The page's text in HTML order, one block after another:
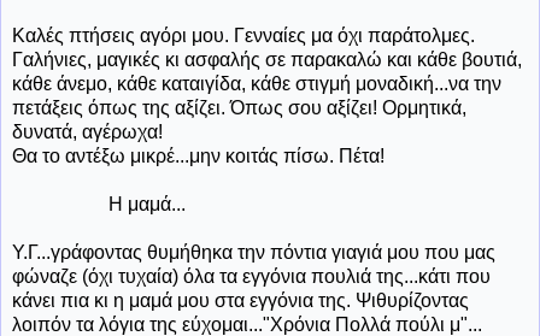
Καλές πτήσεις αγόρι μου. Γενναίες μα όχι παράτολμες.
Γαλήνιες, μαγικές κι ασφαλής σε παρακαλώ και κάθε βουτιά,
κάθε άνεμο, κάθε καταιγίδα, κάθε στιγμή μοναδική...να την
πετάξεις όπως της αξίζει. Όπως σου αξίζει! Ορμητικά,
δυνατά, αγέρωχα!
Θα το αντέξω μικρέ...μην κοιτάς πίσω. Πέτα!
Η μαμά...
Υ.Γ...γράφοντας θυμήθηκα την πόντια γιαγιά μου που μας
φώναζε (όχι τυχαία) όλα τα εγγόνια πουλιά της...κάτι που
κάνει πια κι η μαμά μου στα εγγόνια της. Ψιθυρίζοντας
λοιπόν τα λόγια της εύχομαι..."Χρόνια Πολλά πούλι μ"...